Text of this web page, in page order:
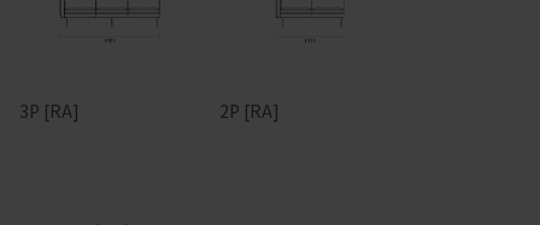
3P [RA] 2P [RA]